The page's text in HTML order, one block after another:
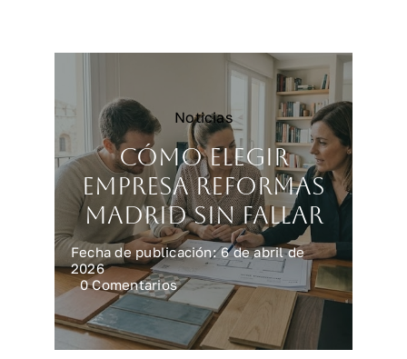
casa
Noticias
Cómo elegir
empresa reformas
Madrid sin fallar
Fecha de publicación: 6 de abril de
2026
0 Comentarioson
Cómo
elegir
empresa
reformas